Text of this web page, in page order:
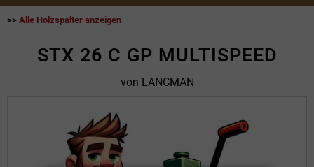
>> Alle Holzspalter anzeigen
STX 26 C GP MULTISPEED
von LANCMAN